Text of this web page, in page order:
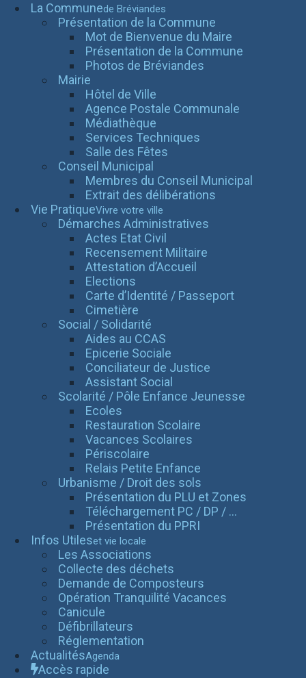
La Communede Bréviandes
Présentation de la Commune
Mot de Bienvenue du Maire
Présentation de la Commune
Photos de Bréviandes
Mairie
Hôtel de Ville
Agence Postale Communale
Médiathèque
Services Techniques
Salle des Fêtes
Conseil Municipal
Membres du Conseil Municipal
Extrait des délibérations
Vie PratiqueVivre votre ville
Démarches Administratives
Actes Etat Civil
Recensement Militaire
Attestation d’Accueil
Elections
Carte d’Identité / Passeport
Cimetière
Social / Solidarité
Aides au CCAS
Epicerie Sociale
Conciliateur de Justice
Assistant Social
Scolarité / Pôle Enfance Jeunesse
Ecoles
Restauration Scolaire
Vacances Scolaires
Périscolaire
Relais Petite Enfance
Urbanisme / Droit des sols
Présentation du PLU et Zones
Téléchargement PC / DP / ...
Présentation du PPRI
Infos Utileset vie locale
Les Associations
Collecte des déchets
Demande de Composteurs
Opération Tranquilité Vacances
Canicule
Défibrillateurs
Réglementation
ActualitésAgenda
Accès rapide